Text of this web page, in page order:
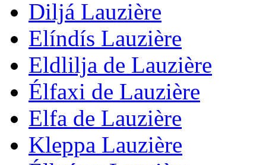
Diljá Lauzière
Elíndís Lauzière
Eldlilja de Lauzière
Élfaxi de Lauzière
Elfa de Lauzière
Kleppa Lauzière